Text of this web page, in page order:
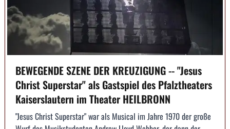
BEWEGENDE SZENE DER KREUZIGUNG -- "Jesus
Christ Superstar" als Gastspiel des Pfalztheaters
Kaiserslautern im Theater HEILBRONN
"Jesus Christ Superstar" war als Musical im Jahre 1970 der große